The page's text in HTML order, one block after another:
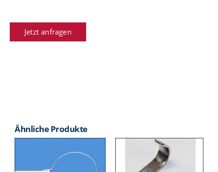
Jetzt anfragen
Ähnliche Produkte